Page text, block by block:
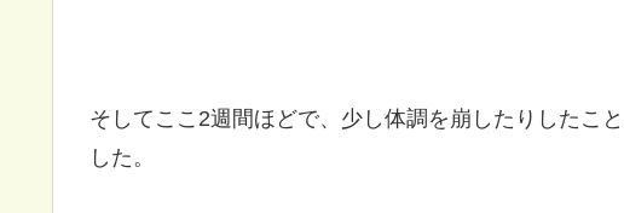
そしてここ2週間ほどで、少し体調を崩したりしたこ
した。